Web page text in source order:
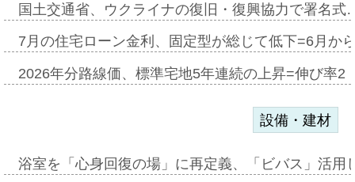
国土交通省、ウクライナの復旧・復興協力で署名
7月の住宅ローン金利、固定型が総じて低下=6月か
2026年分路線価、標準宅地5年連続の上昇=伸び率
設備・建材
浴室を「心身回復の場」に再定義、「ビバス」活